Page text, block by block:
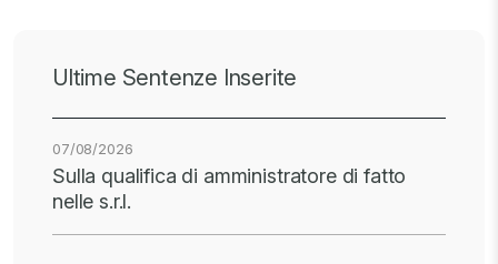
Ultime Sentenze Inserite
07/08/2026
Sulla qualifica di amministratore di fatto
nelle s.r.l.